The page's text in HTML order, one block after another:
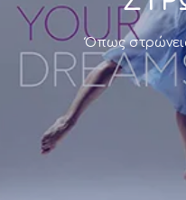
Όπως
Αποτελεί μια
και ο τύπος του
όπως το ύψος, η
latex, καθώς και το
ΗMorfeas Mattress
μαξιλαριών
, μέσα από
επιλέξετε το ιδανικό